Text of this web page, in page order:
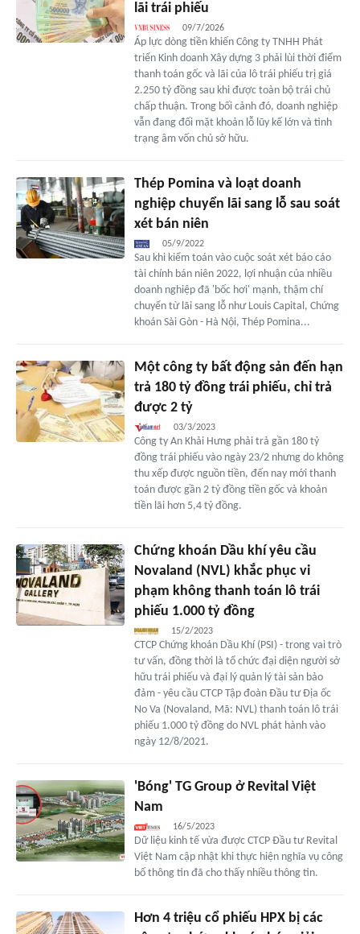
lãi trái phiếu
09/7/2026
Áp lực dòng tiền khiến Công ty TNHH Phát
triển Kinh doanh Xây dựng 3 phải lùi thời điểm
thanh toán gốc và lãi của lô trái phiếu trị giá
2.250 tỷ đồng sau khi được toàn bộ trái chủ
chấp thuận. Trong bối cảnh đó, doanh nghiệp
vẫn đang đối mặt khoản lỗ lũy kế lớn và tình
trạng âm vốn chủ sở hữu.
Thép Pomina và loạt doanh
nghiệp chuyển lãi sang lỗ sau soát
xét bán niên
05/9/2022
Sau khi kiểm toán vào cuộc soát xét báo cáo
tài chính bán niên 2022, lợi nhuận của nhiều
doanh nghiệp đã 'bốc hơi' mạnh, thậm chí
chuyển từ lãi sang lỗ như Louis Capital, Chứng
khoán Sài Gòn - Hà Nội, Thép Pomina...
Một công ty bất động sản đến hạn
trả 180 tỷ đồng trái phiếu, chỉ trả
được 2 tỷ
03/3/2023
Công ty An Khải Hưng phải trả gần 180 tỷ
đồng trái phiếu vào ngày 23/2 nhưng do không
thu xếp được nguồn tiền, đến nay mới thanh
toán được gần 2 tỷ đồng tiền gốc và khoản
tiền lãi hơn 5,4 tỷ đồng.
Chứng khoán Dầu khí yêu cầu
Novaland (NVL) khắc phục vi
phạm không thanh toán lô trái
phiếu 1.000 tỷ đồng
15/2/2023
CTCP Chứng khoán Dầu Khí (PSI) - trong vai trò
tư vấn, đồng thời là tổ chức đại diện người sở
hữu trái phiếu và đại lý quản lý tài sản bảo
đảm - yêu cầu CTCP Tập đoàn Đầu tư Địa ốc
No Va (Novaland, Mã: NVL) thanh toán lô trái
phiếu 1.000 tỷ đồng do NVL phát hành vào
ngày 12/8/2021.
'Bóng' TG Group ở Revital Việt
Nam
16/5/2023
Dữ liệu kinh tế vừa được CTCP Đầu tư Revital
Việt Nam cập nhật khi thực hiện nghĩa vụ công
bố thông tin đã cho thấy nhiều thông tin.
Hơn 4 triệu cổ phiếu HPX bị các